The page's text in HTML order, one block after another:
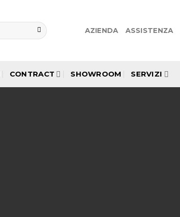
AZIENDA ASSISTENZA
CONTRACT SHOWROOM SERVIZI